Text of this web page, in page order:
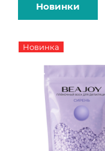
Новинки
Новинка